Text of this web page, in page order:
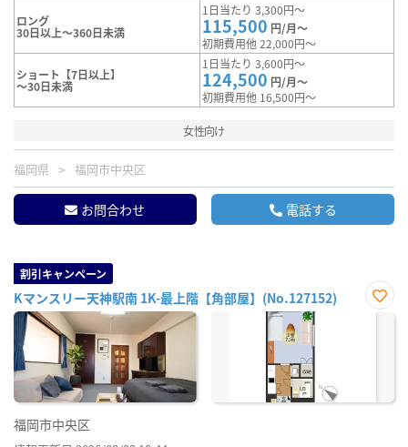
ロング
30日以上～360日未満
1日当たり 3,300円～
115,500 円/月～
初期費用他 22,000円～
ショート【7日以上】
～30日未満
1日当たり 3,600円～
124,500 円/月～
初期費用他 16,500円～
女性向け
福岡県 福岡市中央区
お問合わせ 電話する
割引キャンペーン
Kマンスリー天神駅南 1K-最上階【角部屋】(No.127152)
お気
福岡市中央区